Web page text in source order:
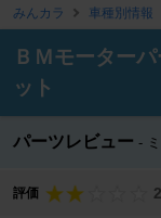
みんカラ 車種別情報
ＢＭモーター
ット
パーツレビュー
評価 2